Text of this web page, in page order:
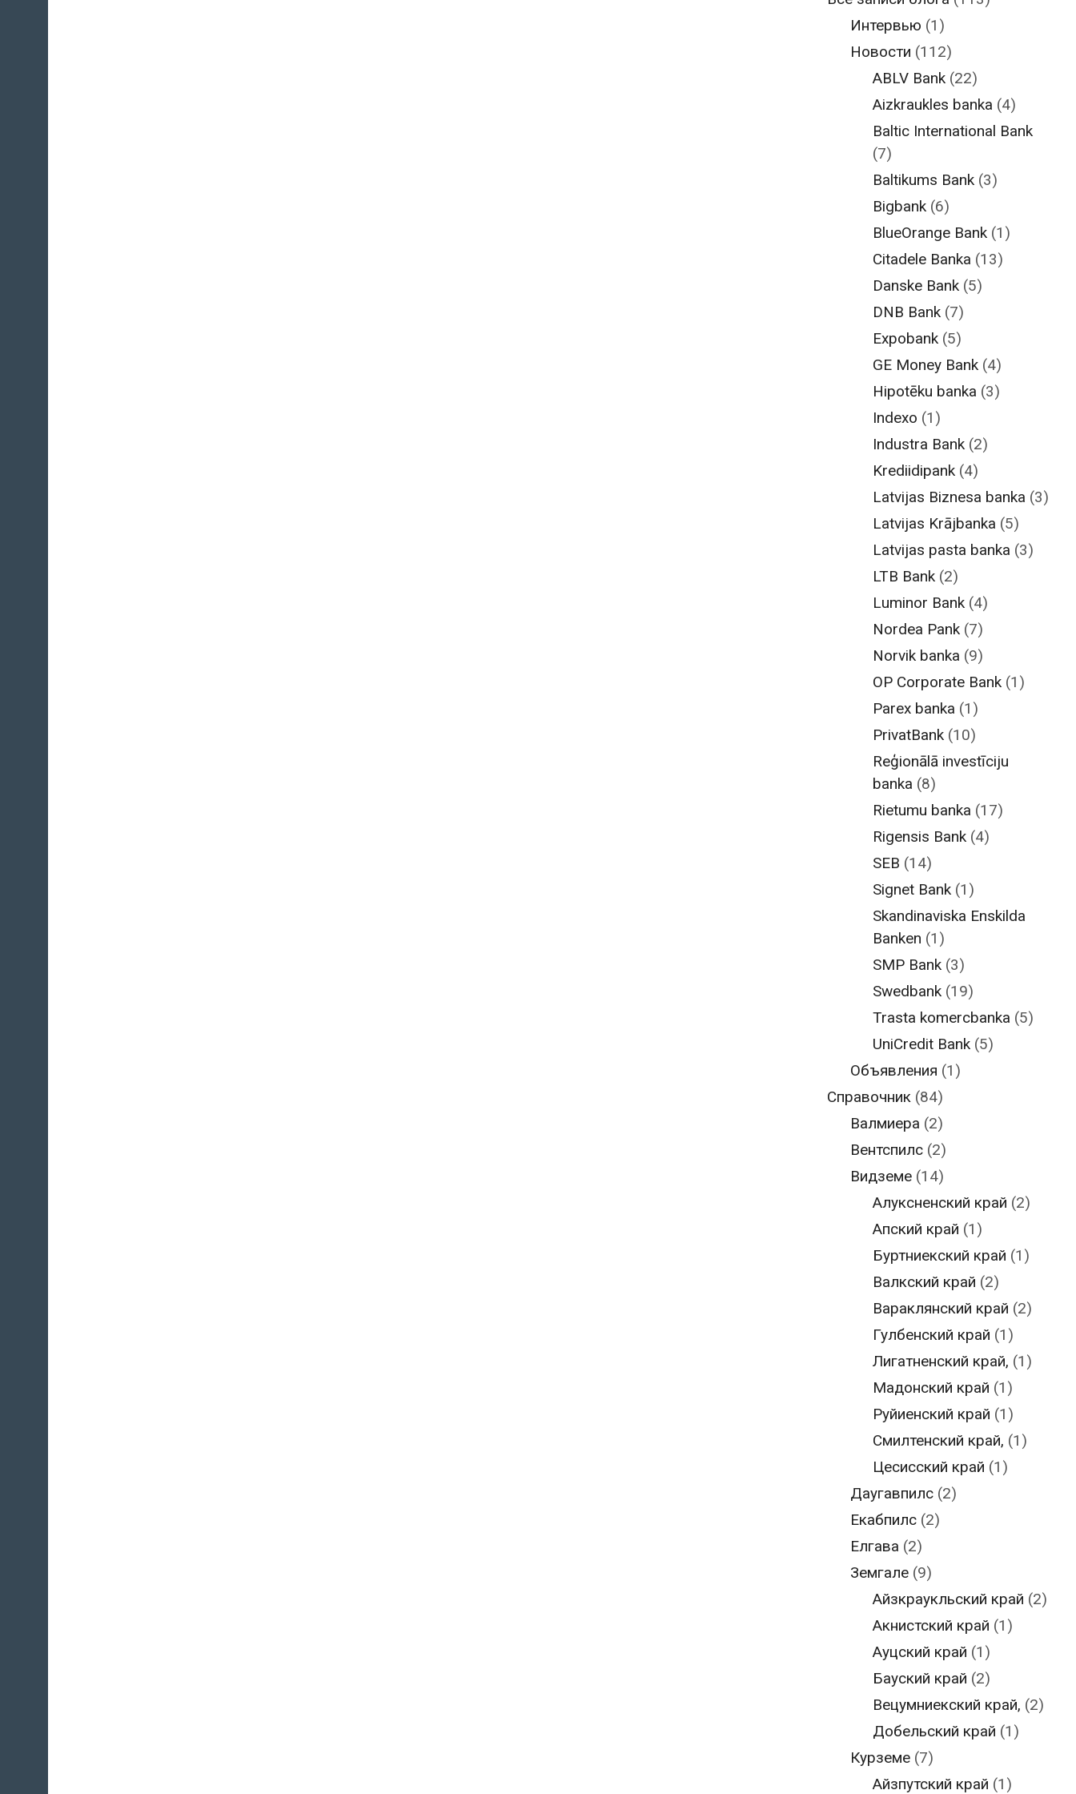
Интервью (1)
Новости (112)
ABLV Bank (22)
Aizkraukles banka (4)
Baltic International Bank
(7)
Baltikums Bank (3)
Bigbank (6)
BlueOrange Bank (1)
Citadele Banka (13)
Danske Bank (5)
DNB Bank (7)
Expobank (5)
GE Money Bank (4)
Hipotēku banka (3)
Indexo (1)
Industra Bank (2)
Krediidipank (4)
Latvijas Biznesa banka (3)
Latvijas Krājbanka (5)
Latvijas pasta banka (3)
LTB Bank (2)
Luminor Bank (4)
Nordea Pank (7)
Norvik banka (9)
OP Corporate Bank (1)
Parex banka (1)
PrivatBank (10)
Reģionālā investīciju
banka (8)
Rietumu banka (17)
Rigensis Bank (4)
SEB (14)
Signet Bank (1)
Skandinaviska Enskilda
Banken (1)
SMP Bank (3)
Swedbank (19)
Trasta komercbanka (5)
UniCredit Bank (5)
Объявления (1)
Справочник (84)
Валмиера (2)
Вентспилс(2)
Видземе(14)
Алуксненский край (2)
Апский край (1)
Буртниекский край (1)
Валкский край (2)
Вараклянский край (2)
Гулбенский край (1)
Лигатненский край, (1)
Мадонский край (1)
Руйиенский край (1)
Смилтенский край, (1)
Цесисский край (1)
Даугавпилс(2)
Екабпилс(2)
Елгава (2)
Земгале(9)
Айзкраукльский край (2)
Акнистский край (1)
Ауцский край (1)
Бауский край (2)
Вецумниекский край, (2)
Добельский край (1)
Курземе(7)
Айзпутский край (1)